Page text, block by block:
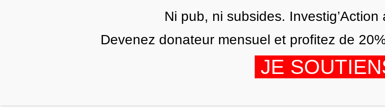
NOUS AGENDA
Ni pub, ni subsides.
Devenez donateur mensuel et profitez de
JE